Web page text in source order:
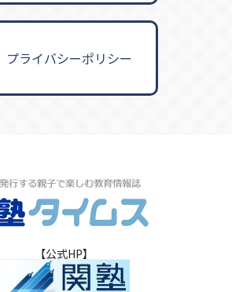
プライバシーポリシー
【公式HP】